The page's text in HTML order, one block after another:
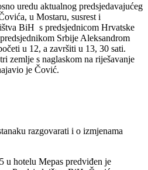
uredu aktualnog predsjedavajućeg
u Mostaru, susrest i
BiH s predsjednicom Hrvatske
Srbije Aleksandrom
u 12, a završiti u 13, 30 sati.
zemlje s naglaskom na riješavanje
je Čović.
razgovarati i o izmjenama
u hotelu Mepas predviđen je